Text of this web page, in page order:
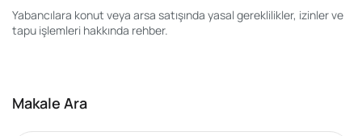
Yabancılara konut veya arsa satışında yasal gereklilikler, izinler ve
tapu işlemleri hakkında rehber.
Makale Ara